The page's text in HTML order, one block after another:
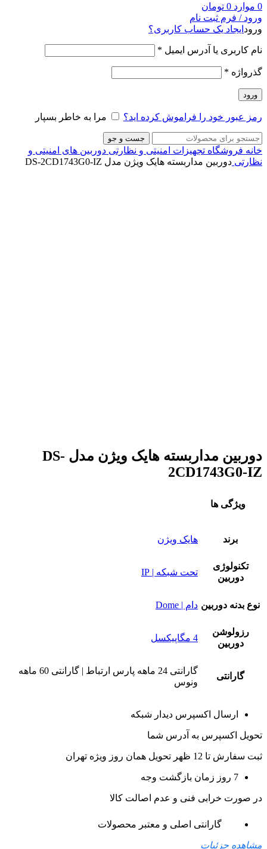
0 موارد 0 تومان
ورود / فرم ثبت نام
ورود ایجاد یک حساب کاربری؟
نام کاربری یا آدرس ایمیل *
گذرواژه *
ورود
رمز عبور خود را فراموش کرده اید؟ مرا به خاطر بسپار
جست و جو
خانه فروشگاه تجهیزات امنیتی و نظارتی دوربین های امنیتی و
نظارتی دوربین مداربسته هایک ویژن مدل DS-2CD1743G0-IZ
دوربین مداربسته هایک ویژن مدل DS-
2CD1743G0-IZ
ویژگی ها
برند هایک ویژن
تکنولوژی
دوربین
تحت شبکه | IP
نوع بدنه دوربین دام | Dome
رزولوشن
دوربین
4 مگاپیکسل
گارانتی
گارانتی 24 ماهه پارس ارتباط | گارانتی 60 ماهه
ونوس
ارسال اکسپرس دیدار شبکه
تحویل اکسپرس به آدرس شما
ثبت سفارش تا 12 ظهر تحویل همان روز ویژه تهران
7 روز زمان بازگشت وجه
در صورت خرابی فنی و عدم اصالت کالا
گارانتی اصلی و معتبر محصولات
مشاهده جزئیات